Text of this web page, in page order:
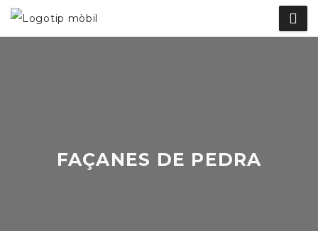
FAÇANES DE PEDRA